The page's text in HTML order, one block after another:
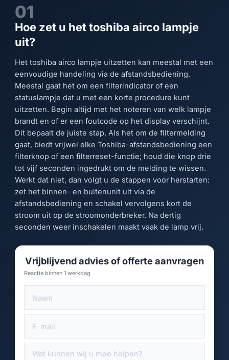
01
Hoe zet u het toshiba airco lampje
uit?
Het toshiba airco lampje uitzetten kan meestal met een
eenvoudige handeling via de afstandsbediening.
Meestal gaat het om een filterindicator of een
statuslampje dat u met een korte procedure kunt
uitzetten. Begin altijd met het noteren van welk lampje
brandt en of er een foutcode op het display verschijnt.
Dit bepaalt de juiste stap. Als het om de filtermelding
gaat, biedt vrijwel elke Toshiba-afstandsbediening een
filterknop of een filterreset-functie; houd die knop drie
tot vijf seconden ingedrukt om de melding te wissen.
Werkt dat niet, dan volgt u de stappen voor herstarten:
zet het binnen- en buitenunit uit via de
afstandsbediening en schakel vervolgens kort de
stroom uit op de stroomonderbreker. Na dertig
seconden weer inschakelen maakt vaak de lamp vrij.
Vrijblijvend advies of offerte aanvragen
Reactie binnen 1 werkdag